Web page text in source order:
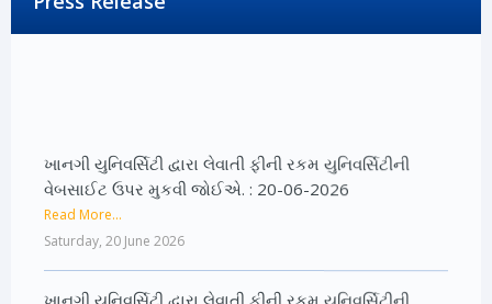
ખાનગી યુનિવર્સિટી દ્વારા લેવાતી ફીની રકમ યુનિવર્સિટીની
વેબસાઈટ ઉપર મુકવી જોઈએ. : 20-06-2026
Read More...
Saturday, 20 June 2026
ખાનગી યુનિવર્સિટી દ્વારા લેવાતી ફીની રકમ યુનિવર્સિટીની